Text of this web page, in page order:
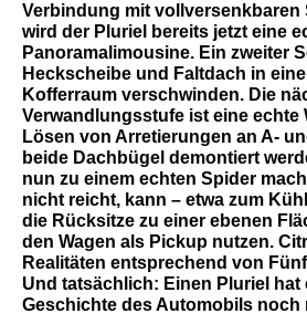
Verbindung mit vollversenkbaren
wird der Pluriel bereits jetzt eine
Panoramalimousine. Ein zweiter
Heckscheibe und Faltdach in
Kofferraum verschwinden. Die
Verwandlungsstufe ist eine echte
Lösen von Arretierungen an A-
beide Dachbügel demontiert
nun zu einem echten Spider
nicht reicht, kann – etwa zum
die Rücksitze zu einer ebenen
den Wagen als Pickup nutzen.
Realitäten entsprechend von
Und tatsächlich: Einen Pluriel hat
Geschichte des Automobils noch